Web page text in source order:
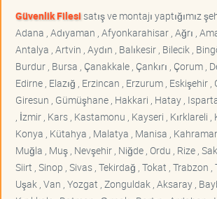
Güvenlik Filesisatış ve montajı yaptığımız
Adana , Adıyaman , Afyonkarahisar , Ağrı ,
Antalya , Artvin , Aydın , Balıkesir , Bilecik ,
Burdur , Bursa , Çanakkale , Çankırı , Çorum ,
Edirne , Elazığ , Erzincan , Erzurum , Eskişehir ,
Giresun , Gümüşhane , Hakkari , Hatay ,
, İzmir , Kars , Kastamonu , Kayseri , Kırklareli ,
Konya , Kütahya , Malatya , Manisa ,
Muğla , Muş , Nevşehir , Niğde , Ordu , Rize ,
Siirt , Sinop , Sivas , Tekirdağ , Tokat , Trabzon ,
Uşak , Van , Yozgat , Zonguldak , Aksaray ,